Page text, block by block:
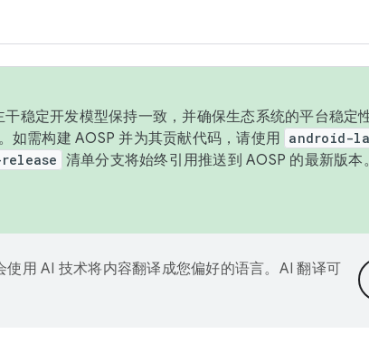
稳定开发模型保持一致，并确保生态系统的平台稳定
如需构建 AOSP 并为其贡献代码，请使用 android-
清单分支将始终引用推送到 AOSP 的最新版
使用 AI 技术将内容翻译成您偏好的语言。AI 翻译可